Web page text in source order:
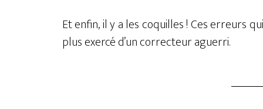
Et enfin, il y a les coquilles ! Ces erreurs
plus exercé d’un correcteur aguerri.